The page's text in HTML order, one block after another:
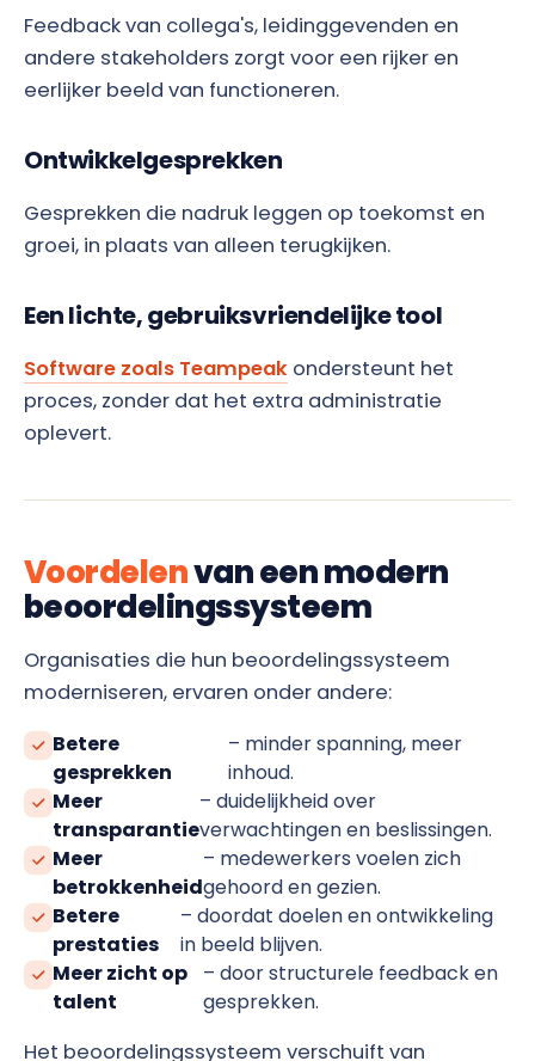
Feedback van collega's, leidinggevenden en
andere stakeholders zorgt voor een rijker en
eerlijker beeld van functioneren.
Ontwikkelgesprekken
Gesprekken die nadruk leggen op toekomst en
groei, in plaats van alleen terugkijken.
Een lichte, gebruiksvriendelijke tool
Software zoals Teampeak ondersteunt het
proces, zonder dat het extra administratie
oplevert.
Voordelenvan een modern
beoordelingssysteem
Organisaties die hun beoordelingssysteem
moderniseren, ervaren onder andere:
Betere
gesprekken
– minder spanning, meer
inhoud.
Meer
transparantie
– duidelijkheid over
verwachtingen en beslissingen.
Meer
betrokkenheid
– medewerkers voelen zich
gehoord en gezien.
Betere
prestaties
– doordat doelen en ontwikkeling
in beeld blijven.
Meer zicht op
talent
– door structurele feedback en
gesprekken.
Het beoordelingssysteem verschuift van